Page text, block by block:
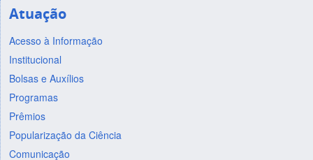
Atuação
Acesso à Informação
Institucional
Bolsas e Auxílios
Programas
Prêmios
Popularização da Ciência
Comunicação